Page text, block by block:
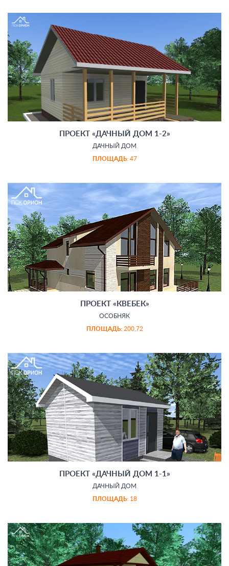
ПРОЕКТ «ДАЧНЫЙ ДОМ 1-2»
ДАЧНЫЙ ДОМ
ПЛОЩАДЬ: 47
ПРОЕКТ «КВЕБЕК»
ОСОБНЯК
ПЛОЩАДЬ: 200,72
ПРОЕКТ «ДАЧНЫЙ ДОМ 1-1»
ДАЧНЫЙ ДОМ
ПЛОЩАДЬ: 18